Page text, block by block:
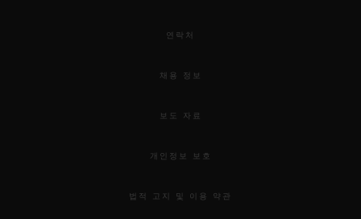
연락처
채용 정보
보도 자료
개인정보 보호
법적 고지 및 이용 약관